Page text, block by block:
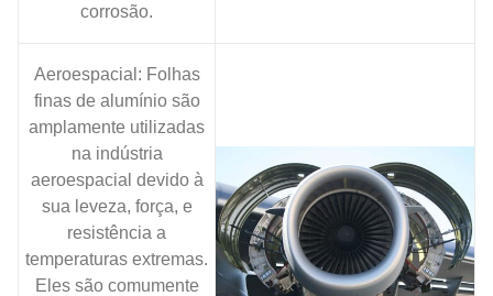
corrosão.
Aeroespacial: Folhas
finas de alumínio são
amplamente utilizadas
na indústria
aeroespacial devido à
sua leveza, força, e
resistência a
temperaturas extremas.
Eles são comumente